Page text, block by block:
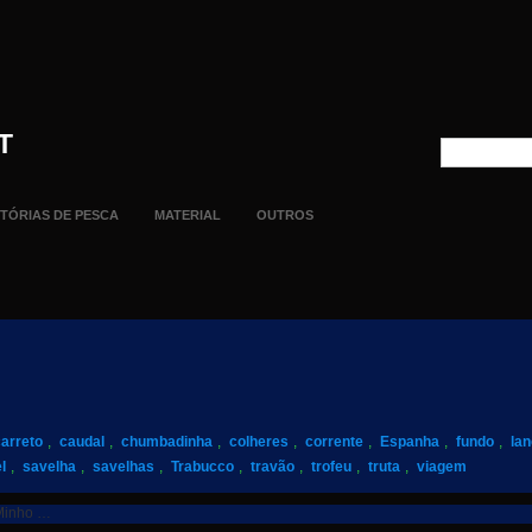
DE PESCA MATERIAL OUTROS
, caudal , chumbadinha , colheres , corrente , Espanha , fundo ,
, savelha , savelhas , Trabucco , travão , trofeu , truta , viagem